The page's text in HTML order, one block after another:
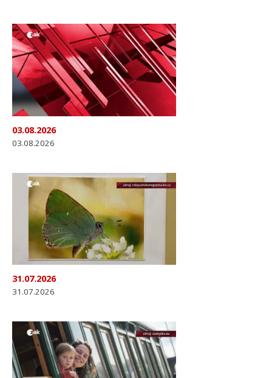
03.08.2026
03.08.2026
31.07.2026
31.07.2026